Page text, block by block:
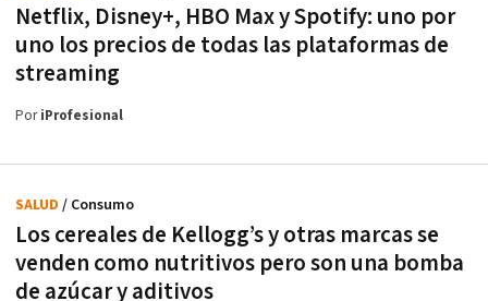
Netflix, Disney+, HBO Max y Spotify: uno por
uno los precios de todas las plataformas de
streaming
PoriProfesional
Los cereales de Kellogg’s y otras marcas se
venden como nutritivos pero son una bomba
de azúcar y aditivos
SALUD / Consumo